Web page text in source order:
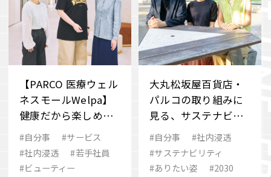
#メタバース #Web3時代 #DX
#外部の知見 #アナザーアドレス
#ファッション #サブスクリプション
#自分事 #サービス #新規事業
VIEW MORE
#障がい者雇用 #雇用促進 #地域共栄
#リユース #価値共創 #環境共生
#事業承継 #ブランドづくり
#サステナビリティ #若手社員
#クラウドファンディング #消費科学研究所
#歴史 #eスポーツ #ありたい姿
#2030 #SCARZ
【PARCO 医療ウェル
ネスモールWelpa】
健康だから楽しめる
パルコ が女性たちへ
伝えたい“未病対
策”のこと
#自分事
#サービス
#社内浸透
#若手社員
#ビューティー
大丸松坂屋百貨店・
パルコの取り組みに
見る、サステナビリ
ティ経営の現在地
#自分事
#社内浸透
#サステナビリティ
#ありたい姿
#2030